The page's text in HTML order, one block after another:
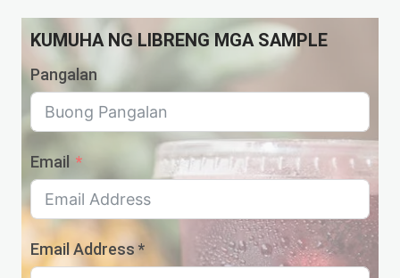
KUMUHA NG LIBRENG MGA SAMPLE
Pangalan
Email
Email Address *